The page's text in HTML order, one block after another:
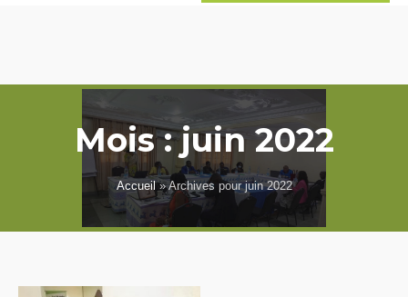
Mois :juin 2022
Accueil»Archives pour juin 2022